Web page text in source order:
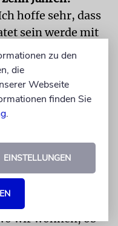
hoffe sehr, dass
sein werde mit
Herzen lieben
Jahren bereits
Hoffentlich
Erzieherin.
sehr in diesen
Ich sage auch
kein Ort,
Person.« Das
wir wohnen, ob
zu den
die
Webseite
finden Sie
.
EINSTELLUNGEN